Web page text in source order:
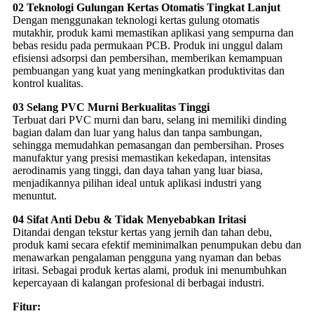
02 Teknologi Gulungan Kertas Otomatis Tingkat Lanjut
Dengan menggunakan teknologi kertas gulung otomatis
mutakhir, produk kami memastikan aplikasi yang sempurna dan
bebas residu pada permukaan PCB. Produk ini unggul dalam
efisiensi adsorpsi dan pembersihan, memberikan kemampuan
pembuangan yang kuat yang meningkatkan produktivitas dan
kontrol kualitas.
03 Selang PVC Murni Berkualitas Tinggi
Terbuat dari PVC murni dan baru, selang ini memiliki dinding
bagian dalam dan luar yang halus dan tanpa sambungan,
sehingga memudahkan pemasangan dan pembersihan. Proses
manufaktur yang presisi memastikan kekedapan, intensitas
aerodinamis yang tinggi, dan daya tahan yang luar biasa,
menjadikannya pilihan ideal untuk aplikasi industri yang
menuntut.
04 Sifat Anti Debu & Tidak Menyebabkan Iritasi
Ditandai dengan tekstur kertas yang jernih dan tahan debu,
produk kami secara efektif meminimalkan penumpukan debu dan
menawarkan pengalaman pengguna yang nyaman dan bebas
iritasi. Sebagai produk kertas alami, produk ini menumbuhkan
kepercayaan di kalangan profesional di berbagai industri.
Fitur: